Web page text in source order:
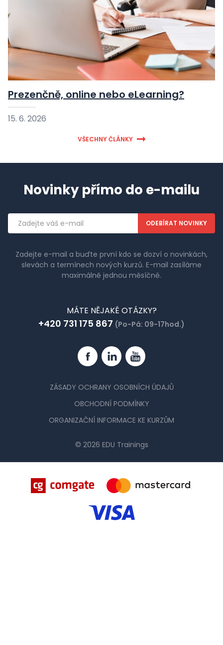
Prezenčně, online nebo eLearning?
15. 6. 2026
VŠECHNY ČLÁNKY
Novinky přímo do e-mailu
Emailová
adresa
Zadejte e-mail a buďte první kdo se dozví o novinkách,
slevách a termínech nových kurzů. E-mail zasíláme
maximálně jednou měsíčně.
MÁTE NĚJAKÉ OTÁZKY?
+420 731 175 867 (Po-Pá: 09-17hod.)
FacebookLinkedinYouTube
ZÁSADY OCHRANY OSOBNÍCH ÚDAJŮ
OBCHODNÍ PODMÍNKY
ORGANIZAČNÍ INFORMACE KE KURZŮM
© 2026 EDU Trainings